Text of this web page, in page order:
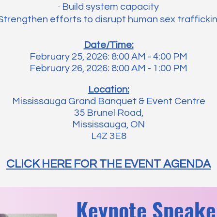
· Build system capacity
Strengthen efforts to disrupt human sex
Date/Time:
February 25, 2026: 8:00 AM - 4:00 PM
February 26, 2026: 8:00 AM - 1:00 PM
Location:
Mississauga Grand Banquet & Event Centre
35 Brunel Road,
Mississauga, ON
L4Z 3E8​
CLICK HERE FOR THE EVENT AGENDA
Keynote